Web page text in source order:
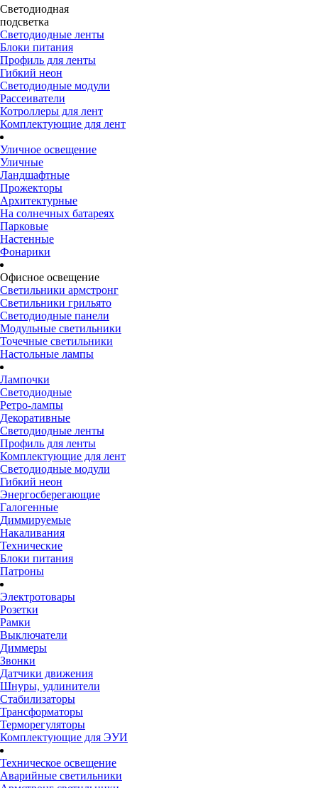
Светодиодная
подсветка
Светодиодные ленты
Блоки питания
Профиль для ленты
Гибкий неон
Светодиодные модули
Рассеиватели
Котроллеры для лент
Комплектующие для лент
Уличное освещение
Уличные
Ландшафтные
Прожекторы
Архитектурные
На солнечных батареях
Парковые
Настенные
Фонарики
Офисное освещение
Светильники армстронг
Светильники грильято
Светодиодные панели
Модульные светильники
Точечные светильники
Настольные лампы
Лампочки
Светодиодные
Ретро-лампы
Декоративные
Светодиодные ленты
Профиль для ленты
Комплектующие для лент
Светодиодные модули
Гибкий неон
Энергосберегающие
Галогенные
Диммируемые
Накаливания
Технические
Блоки питания
Патроны
Электротовары
Розетки
Рамки
Выключатели
Диммеры
Звонки
Датчики движения
Шнуры, удлинители
Стабилизаторы
Трансформаторы
Терморегуляторы
Комплектующие для ЭУИ
Техническое освещение
Аварийные светильники